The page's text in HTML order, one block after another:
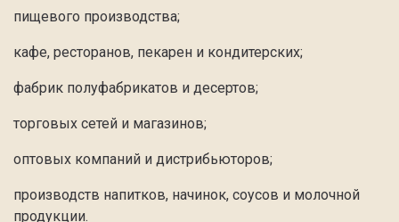
пищевого производства;
кафе, ресторанов, пекарен и кондитерских;
фабрик полуфабрикатов и десертов;
торговых сетей и магазинов;
оптовых компаний и дистрибьюторов;
производств напитков, начинок, соусов и молочной
продукции.